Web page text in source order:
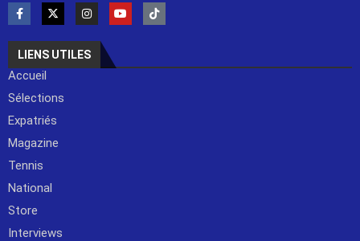
LIENS UTILES
Accueil
Sélections
Expatriés
Magazine
Tennis
National
Store
Interviews